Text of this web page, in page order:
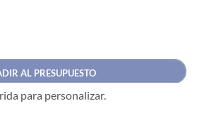
AL PRESUPUESTO
para personalizar.